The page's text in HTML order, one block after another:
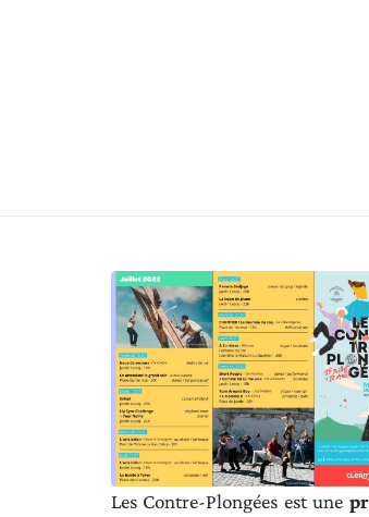
Les Contre-Plongées est une